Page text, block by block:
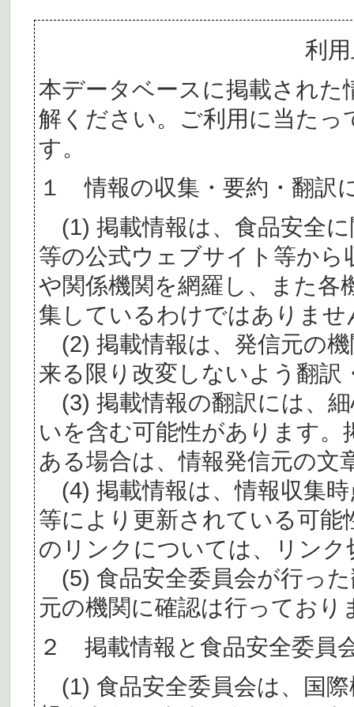
利
本データベースに掲載された
解ください。ご利用に当た
す。
１ 情報の収集・要約・翻訳
(1) 掲載情報は、食品安全
等の公式ウェブサイト等か
や関係機関を網羅し、また各
集しているわけではありませ
(2) 掲載情報は、発信元の
来る限り改変しないよう翻訳
(3) 掲載情報の翻訳には、
いを含む可能性があります。
ある場合は、情報発信元の文
(4) 掲載情報は、情報収集
等により更新されている可
のリンクについては、リン
(5) 食品安全委員会が行っ
元の機関に確認は行っており
２ 掲載情報と食品安全委員
(1) 食品安全委員会は、国